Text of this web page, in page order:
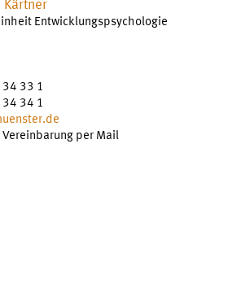
Kärtner
Entwicklungspsychologie
33 1
34 1
Vereinbarung per Mail